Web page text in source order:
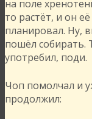
на поле
то растёт, и он
планировал. Ну,
пошёл собирать.
употребил, поди.
Чоп помолчал и
продолжил: